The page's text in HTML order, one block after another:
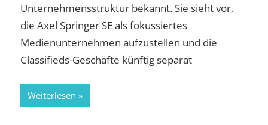
Unternehmensstruktur bekannt. Sie sieht vor,
die Axel Springer SE als fokussiertes
Medienunternehmen aufzustellen und die
Classifieds-Geschäfte künftig separat
Weiterlesen